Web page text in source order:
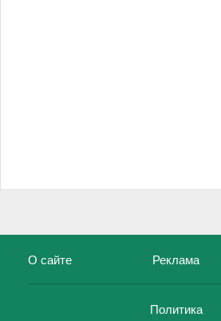
О сайте Реклама
Политика